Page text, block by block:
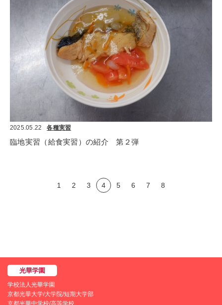
2025.05.22 各種実習
臨地実習（給食実習）の紹介　第２弾
1 2 3 4 5 6 7 8
学校法人光華学園
京都光華大学/大学院/短期大学部